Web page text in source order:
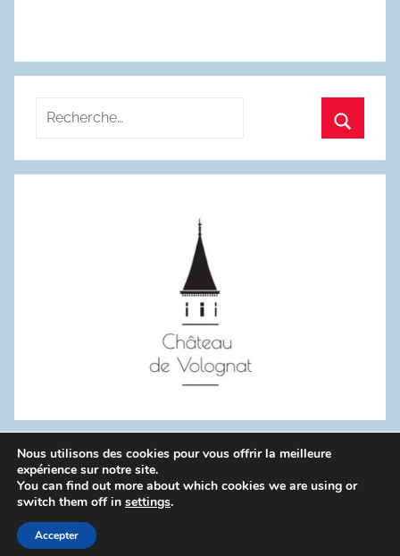
Recherche
:
WordPress Theme: Donovan by ThemeZee.
Politique de confidentialité
Nous utilisons des cookies pour vous offrir la meilleure
expérience sur notre site.
You can find out more about which cookies we are using or
switch them off in settings.
Accepter